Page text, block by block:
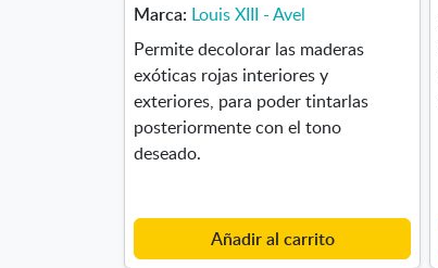
Marca: Louis XIII - Avel
Permite decolorar las maderas
exóticas rojas interiores y
exteriores, para poder tintarlas
posteriormente con el tono
deseado.
Añadir al carrito